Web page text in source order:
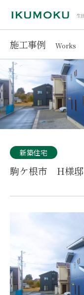
施工事例 Works
新築住宅
駒ケ根市 H様邸